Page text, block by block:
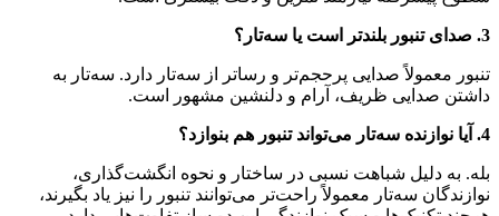
3. صدای تنبور بلندتر است یا سه‌تار؟
تنبور معمولاً صدایی پرحجم‌تر و رساتر از سه‌تار دارد. سه‌تار به
داشتن صدایی ظریف، آرام و دلنشین مشهور است.
4. آیا نوازنده سه‌تار می‌تواند تنبور هم بنوازد؟
بله. به دلیل شباهت نسبی در ساختار و نحوه انگشت‌گذاری،
نوازندگان سه‌تار معمولاً راحت‌تر می‌توانند تنبور را نیز یاد بگیرند،